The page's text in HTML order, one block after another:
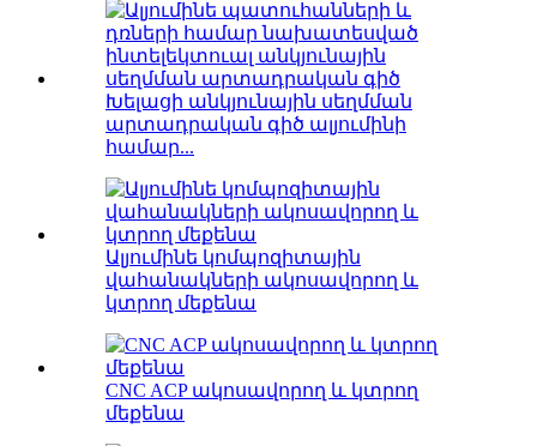
Խելացի անկյունային սեղմման
արտադրական գիծ ալյումինի
համար...
Ալյումինե կոմպոզիտային
վահանակների ակոսավորող և
կտրող մեքենա
CNC ACP ակոսավորող և կտրող
մեքենա